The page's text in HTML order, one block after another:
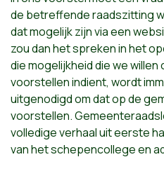
de betreffende raadszitting
dat mogelijk zijn via een
zou dan het spreken in het
die mogelijkheid die we
voorstellen indient, wordt
uitgenodigd om dat op de
voorstellen.
volledige verhaal uit eerste
van het schepencollege en